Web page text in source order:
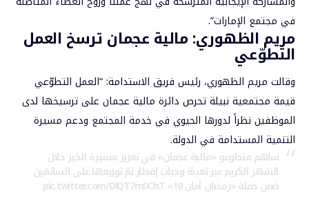
في مجتمع الإمارات”.
مريم الظهوري: مالية عجمان ترسخ العمل
التطوّعي
وقالت مريم الظهوري، رئيس فريق الاستدامة: “العمل التطوّعي
قيمة مجتمعية نبيلة تحرص دائرة مالية عجمان على ترسيخها لدى
الموظفين نظراً لدورها الحيوي في خدمة المجتمع ودعم مسيرة
التنمية المستدامة في الدولة.
ساهم متطوعو «مالية عجمان» في تعزيز مسيرة الخير خلال
الشهر الكريم عبر تعبئة وجبات إفطار تمّ توزيعها على السائقين
ضمن حملة «رمضان أمان 10»
pic.twitter.com/DlQT7m0ChT